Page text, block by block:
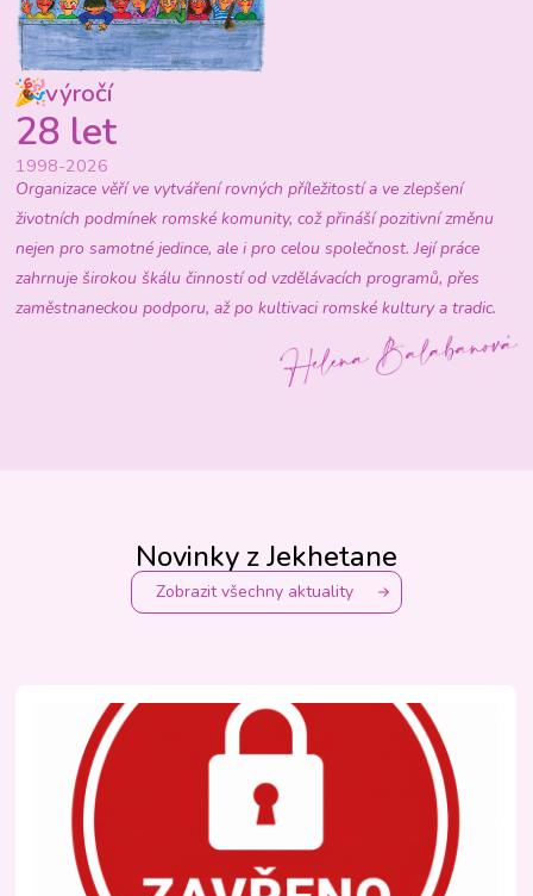
Organizace věří ve vytváření rovných příležitostí a ve zlepšení
životních podmínek romské komunity, což přináší pozitivní změnu
nejen pro samotné jedince, ale i pro celou společnost. Její práce
zahrnuje širokou škálu činností od vzdělávacích programů, přes
zaměstnaneckou podporu, až po kultivaci romské kultury a tradic.
výročí
28 let
1998-2026
Novinky z Jekhetane
Zobrazit všechny aktuality